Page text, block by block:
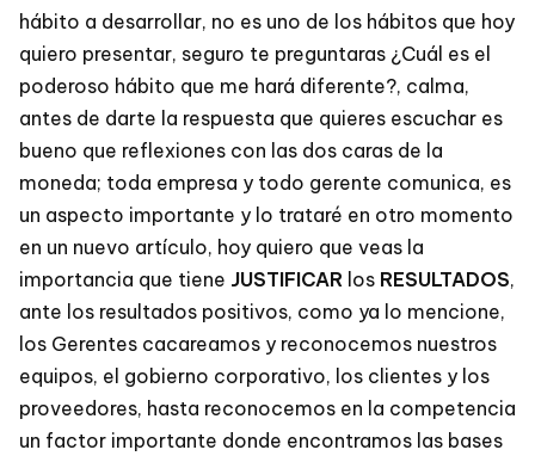
hábito a desarrollar, no es uno de los hábitos que hoy
quiero presentar, seguro te preguntaras ¿Cuál es el
poderoso hábito que me hará diferente?, calma,
antes de darte la respuesta que quieres escuchar es
bueno que reflexiones con las dos caras de la
moneda; toda empresa y todo gerente comunica, es
un aspecto importante y lo trataré en otro momento
en un nuevo artículo, hoy quiero que veas la
importancia que tiene JUSTIFICAR los RESULTADOS,
ante los resultados positivos, como ya lo mencione,
los Gerentes cacareamos y reconocemos nuestros
equipos, el gobierno corporativo, los clientes y los
proveedores, hasta reconocemos en la competencia
un factor importante donde encontramos las bases